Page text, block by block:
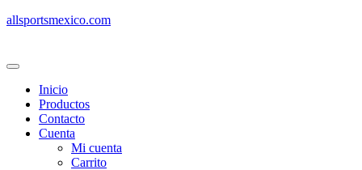
allsportsmexico.com
Inicio
Productos
Contacto
Cuenta
Mi cuenta
Carrito